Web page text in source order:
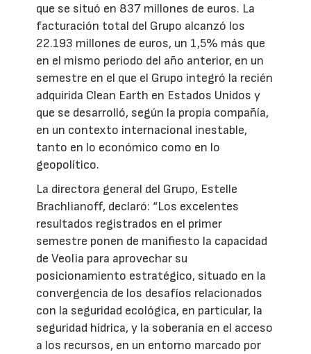
que se situó en 837 millones de euros. La
facturación total del Grupo alcanzó los
22.193 millones de euros, un 1,5% más que
en el mismo periodo del año anterior, en un
semestre en el que el Grupo integró la recién
adquirida Clean Earth en Estados Unidos y
que se desarrolló, según la propia compañía,
en un contexto internacional inestable,
tanto en lo económico como en lo
geopolítico.
La directora general del Grupo, Estelle
Brachlianoff, declaró: “Los excelentes
resultados registrados en el primer
semestre ponen de manifiesto la capacidad
de Veolia para aprovechar su
posicionamiento estratégico, situado en la
convergencia de los desafíos relacionados
con la seguridad ecológica, en particular, la
seguridad hídrica, y la soberanía en el acceso
a los recursos, en un entorno marcado por